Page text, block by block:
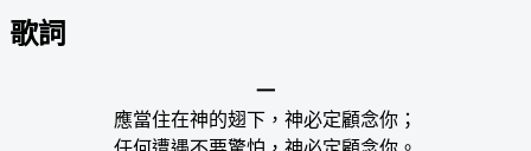
歌詞
一
應當住在神的翅下，神必定顧念你；